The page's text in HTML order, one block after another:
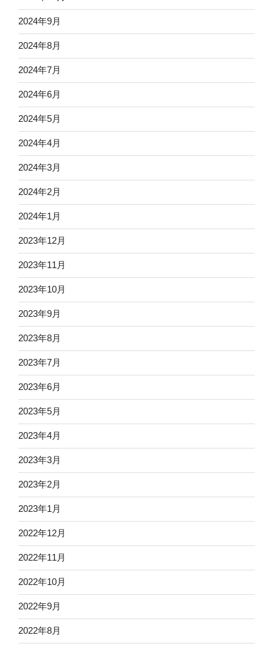
2024年9月
2024年8月
2024年7月
2024年6月
2024年5月
2024年4月
2024年3月
2024年2月
2024年1月
2023年12月
2023年11月
2023年10月
2023年9月
2023年8月
2023年7月
2023年6月
2023年5月
2023年4月
2023年3月
2023年2月
2023年1月
2022年12月
2022年11月
2022年10月
2022年9月
2022年8月